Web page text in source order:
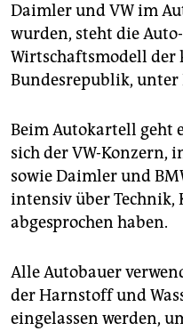
Daimler und VW im
wurden, steht die
Wirtschaftsmodell der
Bundesrepublik, unter
Beim Autokartell geht
sich der VW-Konzern,
sowie Daimler und
intensiv über Technik,
abgesprochen haben.
Alle Autobauer
der Harnstoff und
eingelassen werden,